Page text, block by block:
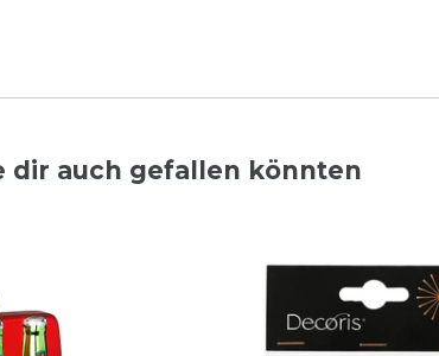
dir auch gefallen könnten